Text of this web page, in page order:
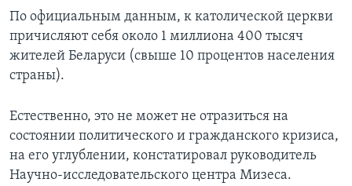
По официальным данным, к католической церкви
причисляют себя около 1 миллиона 400 тысяч
жителей Беларуси (свыше 10 процентов населения
страны).
Естественно, это не может не отразиться на
состоянии политического и гражданского кризиса,
на его углублении, констатировал руководитель
Научно-исследовательского центра Мизеса.